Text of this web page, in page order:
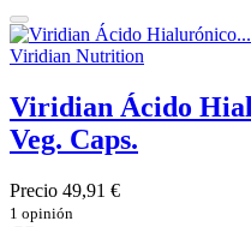
10€
Antiedad
Antioxidante
Calmante
Viridian Nutrition
Viridian Ácido
Veg. Caps.
Precio 49,91 €
1 opinión